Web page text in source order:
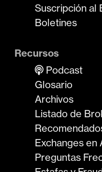
Suscripción al
Boletines
Recursos
Podcast
Glosario
Archivos
Listado de
Exchanges en
Preguntas